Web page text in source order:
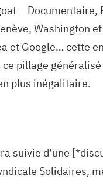
–
Washington
et Google… cette
pillage
plus inégalitaire.
suivie d’une
Solidaires,